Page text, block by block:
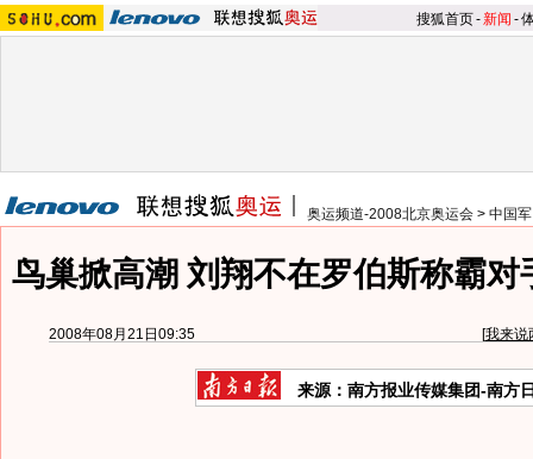
搜狐首页-新闻 -
奥运频道-2008北京奥运会 > 中国
鸟巢掀高潮 刘翔不在罗伯斯称霸对
2008年08月21日09:35 [我来说
来源：南方报业传媒集团-南方